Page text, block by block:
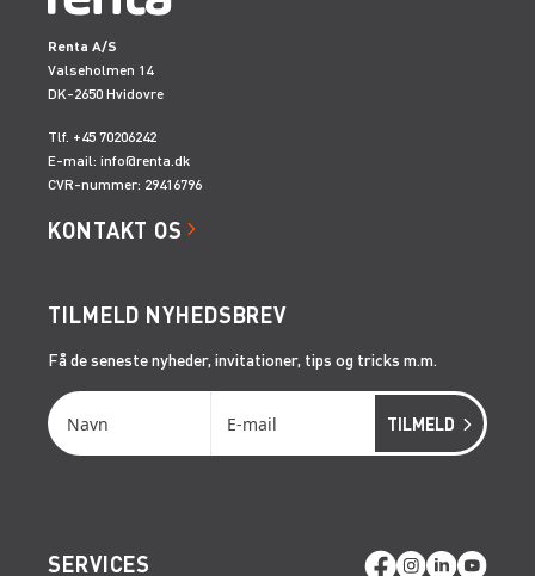
Renta A/S
Valseholmen 14
DK-2650 Hvidovre
Tlf. +45 70206242
E-mail: info@renta.dk
CVR-nummer: 29416796
KONTAKT OS
TILMELD NYHEDSBREV
Få de seneste nyheder, invitationer, tips og tricks m.m.
SERVICES